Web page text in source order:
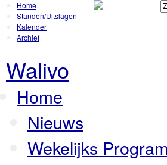
Home
Standen/Uitslagen
Kalender
Archief
Walivo
Home
Nieuws
Wekelijks